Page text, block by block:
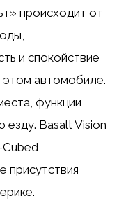
происходит от
и спокойствие
автомобиле.
функции
Basalt Vision
присутствия